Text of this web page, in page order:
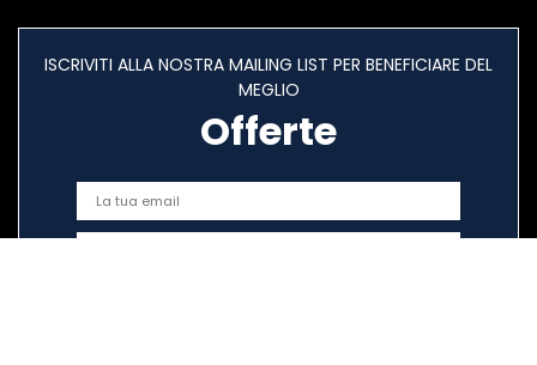
ISCRIVITI ALLA NOSTRA MAILING LIST PER BENEFICIARE DEL
MEGLIO
Offerte